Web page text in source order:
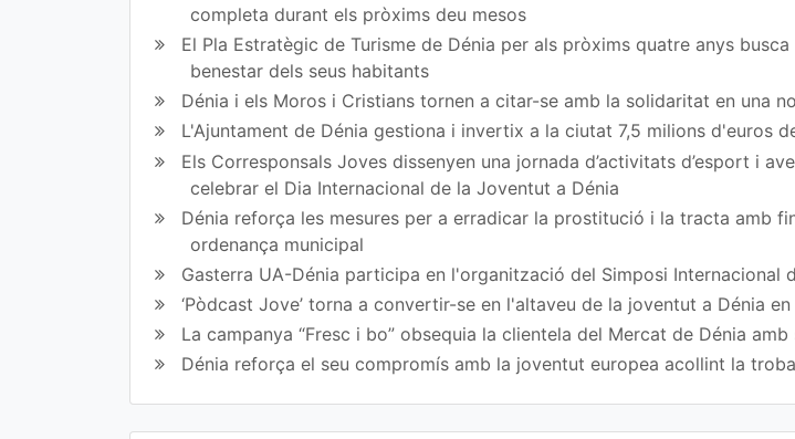
ce
bo
ok
itt
er
completa durant els pròxims deu mesos
El Pla Estratègic de Turisme de Dénia per als pròxims quatre anys
benestar dels seus habitants
Dénia i els Moros i Cristians tornen a citar-se amb la solidaritat en una
L'Ajuntament de Dénia gestiona i invertix a la ciutat 7,5 milions d'euros
Els Corresponsals Joves dissenyen una jornada d’activitats d’esport i
celebrar el Dia Internacional de la Joventut a Dénia
Dénia reforça les mesures per a erradicar la prostitució i la tracta amb
ordenança municipal
Gasterra UA-Dénia participa en l'organització del Simposi Internacional
‘Pòdcast Jove’ torna a convertir-se en l'altaveu de la joventut a Dénia
La campanya “Fresc i bo” obsequia la clientela del Mercat de Dénia
Dénia reforça el seu compromís amb la joventut europea acollint la